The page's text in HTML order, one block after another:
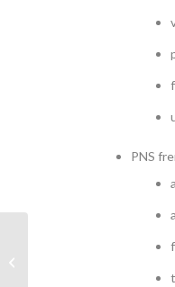
PNS
Kropsbevidsthed,